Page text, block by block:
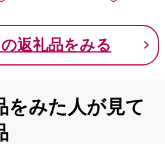
返礼品をみる
をみた人が見て